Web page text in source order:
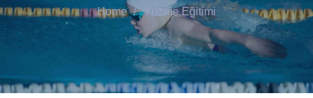
Home Yüzme Eğitimi